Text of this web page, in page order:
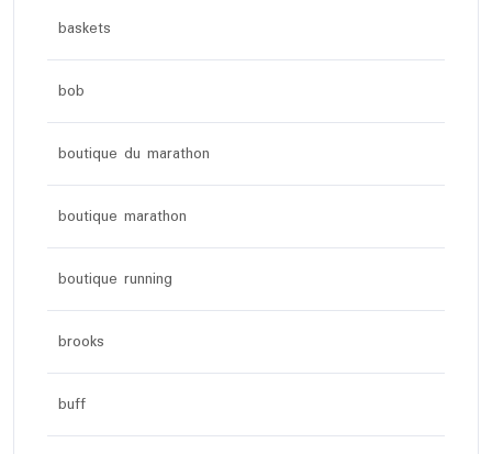
baskets
bob
boutique du marathon
boutique marathon
boutique running
brooks
buff